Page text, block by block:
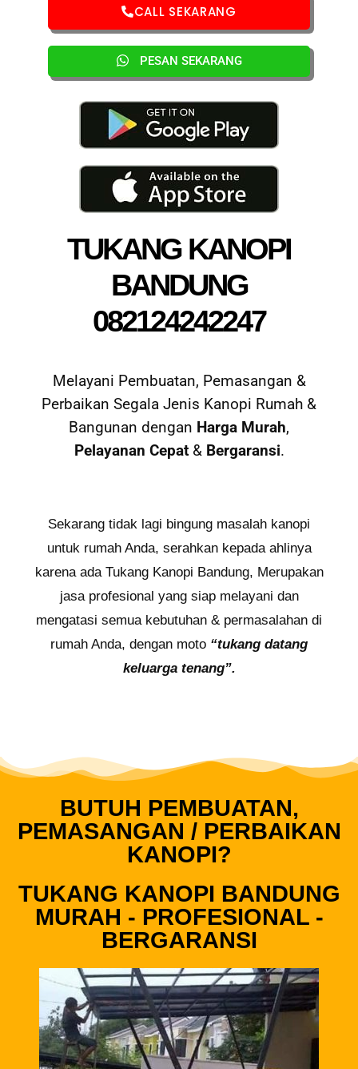
TUKANG KANOPI
BANDUNG
082124242247
Melayani Pembuatan, Pemasangan &
Perbaikan Segala Jenis Kanopi Rumah &
Bangunan dengan Harga Murah,
Pelayanan Cepat& Bergaransi.
Sekarang tidak lagi bingung masalah kanopi
untuk rumah Anda, serahkan kepada ahlinya
karena ada Tukang Kanopi Bandung, Merupakan
jasa profesional yang siap melayani dan
mengatasi semua kebutuhan & permasalahan di
rumah Anda, dengan moto “tukang datang
keluarga tenang”.
CALL SEKARANG
PESAN SEKARANG
BUTUH PEMBUATAN,
PEMASANGAN / PERBAIKAN
KANOPI?
TUKANG KANOPI BANDUNG
MURAH - PROFESIONAL -
BERGARANSI